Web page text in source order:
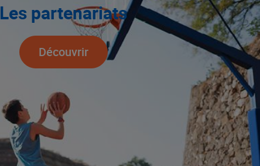
Les partenariats
Découvrir